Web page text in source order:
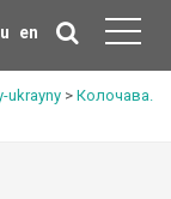
en
ukrayny > Колочава.